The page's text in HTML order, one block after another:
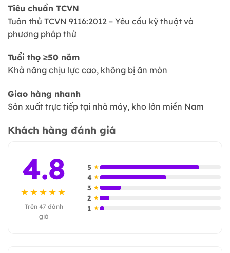
Tiêu chuẩn TCVN
Tuân thủ TCVN 9116:2012 – Yêu cầu kỹ thuật và
phương pháp thử
Tuổi thọ ≥50 năm
Khả năng chịu lực cao, không bị ăn mòn
Giao hàng nhanh
Sản xuất trực tiếp tại nhà máy, kho lớn miền Nam
Khách hàng đánh giá
4.8
★★★★★
Trên 47 đánh
giá
5 ★
4 ★
3 ★
2 ★
1 ★